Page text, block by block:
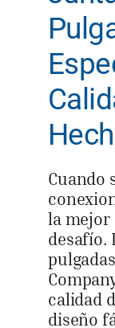
Cuando
la mejor
desafío.
calidad
diseño